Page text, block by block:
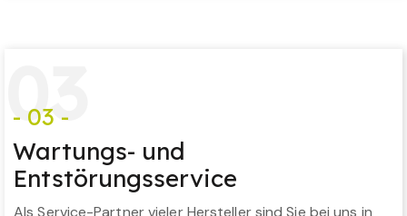
03
- 03 -
Wartungs- und
Entstörungsservice
Als Service-Partner vieler Hersteller sind Sie bei uns in